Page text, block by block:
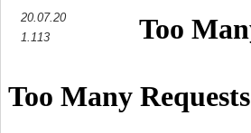
20.07.20
1.113